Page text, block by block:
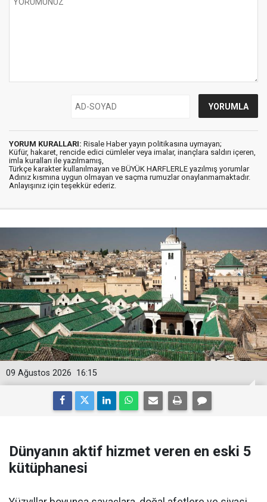
YORUM KURALLARI: Risale Haber yayın politikasına uymayan;
Küfür, hakaret, rencide edici cümleler veya imalar, inançlara saldırı içeren,
imla kuralları ile yazılmamış,
Türkçe karakter kullanılmayan ve BÜYÜK HARFLERLE yazılmış yorumlar
Adınız kısmına uygun olmayan ve saçma rumuzlar onaylanmamaktadır.
Anlayışınız için teşekkür ederiz.
16:15
09 Ağustos 2026
Dünyanın aktif hizmet veren en eski 5
kütüphanesi